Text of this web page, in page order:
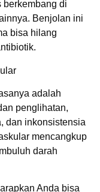
berkembang di
Benjolan ini
bisa hilang
adalah
penglihatan,
dan inkonsistensia
mencangkup
darah
Anda bisa